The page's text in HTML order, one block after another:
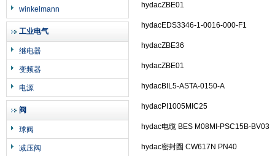
winkelmann
工业电气
继电器
变频器
电源
阀
球阀
减压阀
hydacZBE01
hydacEDS3346-1-0016-000-F1
hydacZBE36
hydacZBE01
hydacBIL5-ASTA-0150-A
hydacPI1005MIC25
hydac电缆 BES M08MI-PSC15B-BV03
hydac密封圈 CW617N PN40